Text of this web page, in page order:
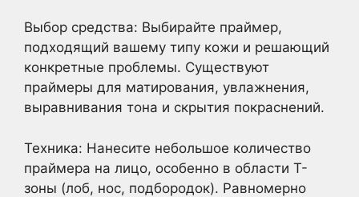
Выбор средства: Выбирайте праймер,
подходящий вашему типу кожи и решающий
конкретные проблемы. Существуют
праймеры для матирования, увлажнения,
выравнивания тона и скрытия покраснений.
Техника: Нанесите небольшое количество
праймера на лицо, особенно в области Т-
зоны (лоб, нос, подбородок). Равномерно